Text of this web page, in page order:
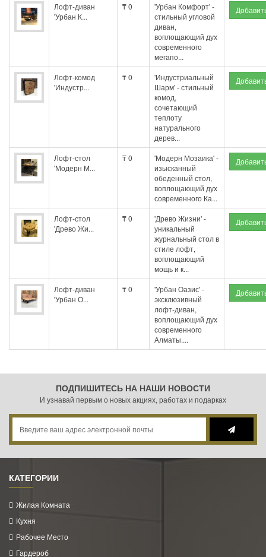
Лофт-диван
'Урбан К...
₸ 0
'Урбан Комфорт' -
стильный угловой
диван,
воплощающий дух
современного
мегапо...
Лофт-комод
'Индустр...
₸ 0
'Индустриальный
Шарм' - стильный
комод,
сочетающий
теплоту
натурального
дерев...
Лофт-стол
'Модерн М...
₸ 0
'Модерн Мозаика' -
изысканный
обеденный стол,
воплощающий дух
современного Ка...
Лофт-стол
'Древо Жи...
₸ 0
'Древо Жизни' -
уникальный
журнальный стол в
стиле лофт,
воплощающий
мощь и к...
Лофт-диван
'Урбан О...
₸ 0
'Урбан Оазис' -
эксклюзивный
лофт-диван,
воплощающий дух
современного
Алматы....
ПОДПИШИТЕСЬ НА НАШИ НОВОСТИ
И узнавай первым о новых акциях, работах и подарках
КАТЕГОРИИ
Жилая Комната
Кухня
Рабочее Место
Гардероб